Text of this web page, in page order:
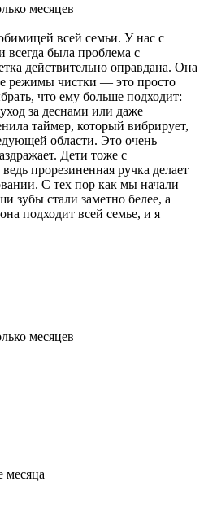
месяцев
всей семьи. У нас с
была проблема с
действительно оправдана. Она
режимы чистки — это просто
что ему больше подходит:
за деснами или даже
таймер, который вибрирует,
области. Это очень
Дети тоже с
прорезиненная ручка делает
С тех пор как мы начали
зубы стали заметно белее, а
подходит всей семье, и я
месяцев
месяца